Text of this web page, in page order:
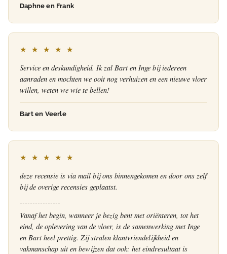
Daphne en Frank
★ ★ ★ ★ ★
Service en deskundigheid. Ik zal Bart en Inge bij iedereen
aanraden en mochten we ooit nog verhuizen en een nieuwe vloer
willen, weten we wie te bellen!
Bart en Veerle
★ ★ ★ ★ ★
deze recensie is via mail bij ons binnengekomen en door ons zelf
bij de overige recensies geplaatst.
----------------
Vanaf het begin, wanneer je bezig bent met oriënteren, tot het
eind, de oplevering van de vloer, is de samenwerking met Inge
en Bart heel prettig. Zij stralen klantvriendelijkheid en
vakmanschap uit en bewijzen dat ook: het eindresultaat is